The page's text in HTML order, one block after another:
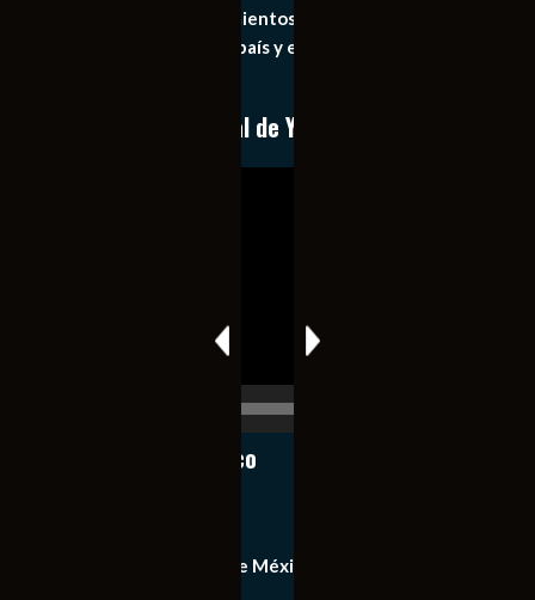
general de los acontecimientos mas recientes e
importantes de nuestro país y el mundo de forma eficaz,
Conoce nuestro canal de YouTube
Notiexpress de México
Equipo de Notiexpress de México